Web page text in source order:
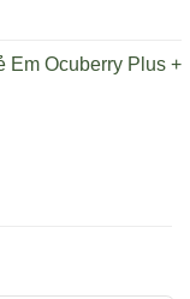
Em Ocuberry Plus +